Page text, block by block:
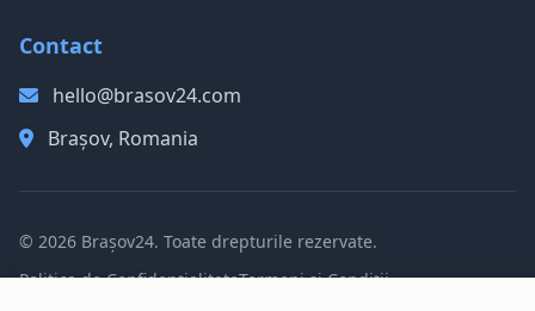
Contact
hello@brasov24.com
Brașov, Romania
© 2026 Brașov24. Toate drepturile rezervate.
Politica de ConfidențialitateTermeni și Condiții